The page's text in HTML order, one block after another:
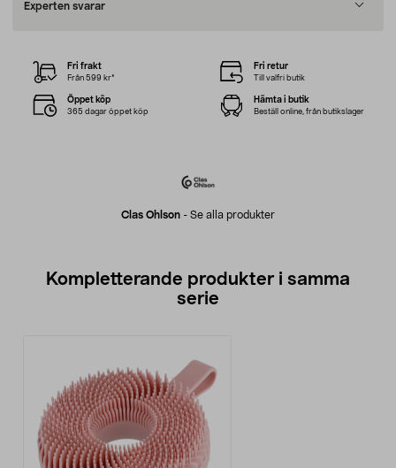
Experten svarar
Clas Ohlson - Se alla produkter
Fri frakt
Från 599 kr*
Fri retur
Till valfri butik
Öppet köp
365 dagar öppet köp
Hämta i butik
Beställ online, från butikslager
Kompletterande produkter i samma
serie